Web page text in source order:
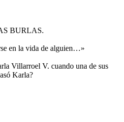
BURLAS.
en la vida de alguien…»
Villarroel V. cuando una de sus
Karla?